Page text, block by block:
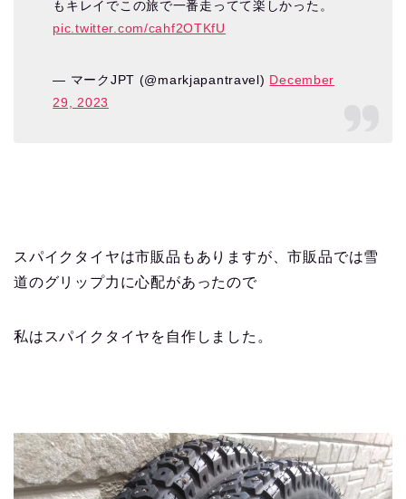
もキレイでこの旅で一番走ってて楽しかった。
pic.twitter.com/cahf2OTKfU
— マークJPT (@markjapantravel) December
29, 2023
スパイクタイヤは市販品もありますが、市販品では雪
道のグリップ力に心配があったので
私はスパイクタイヤを自作しました。